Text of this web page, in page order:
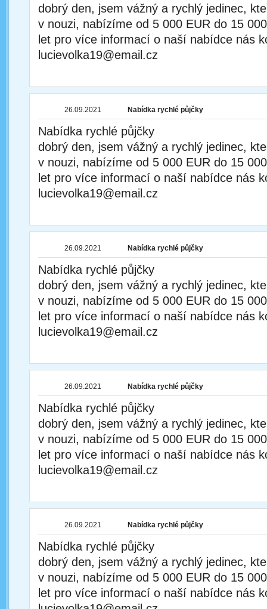
dobrý den, jsem vážný a rychlý jedinec,
v nouzi, nabízíme od 5 000 EUR do 15
let pro více informací o naší nabídce nás
lucievolka19@email.cz
26.09.2021 Nabídka rychlé půjčky
Nabídka rychlé půjčky
dobrý den, jsem vážný a rychlý jedinec,
v nouzi, nabízíme od 5 000 EUR do 15
let pro více informací o naší nabídce nás
lucievolka19@email.cz
26.09.2021 Nabídka rychlé půjčky
Nabídka rychlé půjčky
dobrý den, jsem vážný a rychlý jedinec,
v nouzi, nabízíme od 5 000 EUR do 15
let pro více informací o naší nabídce nás
lucievolka19@email.cz
26.09.2021 Nabídka rychlé půjčky
Nabídka rychlé půjčky
dobrý den, jsem vážný a rychlý jedinec,
v nouzi, nabízíme od 5 000 EUR do 15
let pro více informací o naší nabídce nás
lucievolka19@email.cz
26.09.2021 Nabídka rychlé půjčky
Nabídka rychlé půjčky
dobrý den, jsem vážný a rychlý jedinec,
v nouzi, nabízíme od 5 000 EUR do 15
let pro více informací o naší nabídce nás